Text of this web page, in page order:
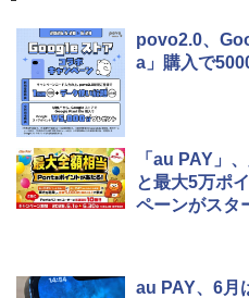
povo2.0、
a」購入で
「au PAY」
と最大5万ポ
ペーンがスタ
au PAY、6月